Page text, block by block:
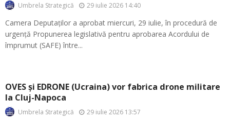
Umbrela Strategică 29 iulie 2026 14:40
Camera Deputaților a aprobat miercuri, 29 iulie, în procedură de
urgență Propunerea legislativă pentru aprobarea Acordului de
împrumut (SAFE) între...
OVES și EDRONE (Ucraina) vor fabrica drone militare
la Cluj-Napoca
Umbrela Strategică 29 iulie 2026 13:57